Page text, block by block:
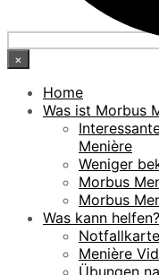
×
Home
Was ist Morbus
Menière
Weniger
Morbus
Morbus
Was kann helfen?
Menière